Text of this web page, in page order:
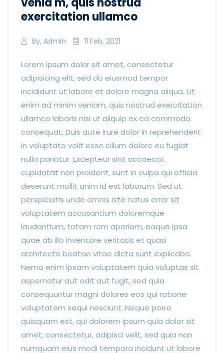
exercitation ullamco
By, Admin 11 Feb, 2021
Lorem ipsum dolor sit amet, consectetur
adipisicing elit, sed do eiusmod tempor
incididunt ut labore et dolore magna aliqua. Ut
enim ad minim veniam, quis nostrud exercitation
ullamco laboris nisi ut aliquip ex ea commodo
consequat. Duis aute irure dolor in reprehenderit
in voluptate velit esse cillum dolore eu fugiat
nulla pariatur. Excepteur sint occaecat
cupidatat non proident, sunt in culpa qui officia
deserunt mollit anim id est laborum. Sed ut
perspiciatis unde omnis iste natus error sit
voluptatem accusantium doloremque
laudantium, totam rem aperiam, eaque ipsa
quae ab illo inventore veritatis et quasi
architecto beatae vitae dicta sunt explicabo.
Nemo enim ipsam voluptatem quia voluptas sit
aspernatur aut odit aut fugit, sed quia
consequuntur magni dolores eos qui ratione
voluptatem sequi nesciunt. Neque porro
quisquam est, qui dolorem ipsum quia dolor sit
amet, consectetur, adipisci velit, sed quia non
numquam eius modi tempora incidunt ut labore